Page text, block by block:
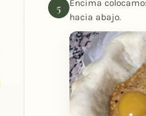
Encima
hacia abajo.